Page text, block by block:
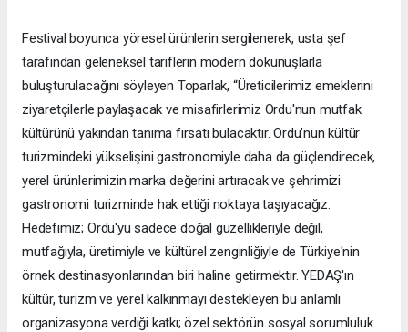
Festival boyunca yöresel ürünlerin sergilenerek, usta şef
tarafından geleneksel tariflerin modern dokunuşlarla
buluşturulacağını söyleyen Toparlak, “Üreticilerimiz emeklerini
ziyaretçilerle paylaşacak ve misafirlerimiz Ordu'nun mutfak
kültürünü yakından tanıma fırsatı bulacaktır. Ordu’nun kültür
turizmindeki yükselişini gastronomiyle daha da güçlendirecek,
yerel ürünlerimizin marka değerini artıracak ve şehrimizi
gastronomi turizminde hak ettiği noktaya taşıyacağız.
Hedefimiz; Ordu'yu sadece doğal güzellikleriyle değil,
mutfağıyla, üretimiyle ve kültürel zenginliğiyle de Türkiye'nin
örnek destinasyonlarından biri haline getirmektir. YEDAŞ'ın
kültür, turizm ve yerel kalkınmayı destekleyen bu anlamlı
organizasyona verdiği katkı; özel sektörün sosyal sorumluluk